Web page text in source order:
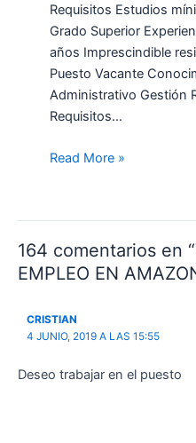
Requisitos Estudios
Grado Superior
años Imprescindible
Puesto Vacante
Administrativo Gestión
Requisitos…
Read More »
164 comentarios en
EMPLEO EN
CRISTIAN
4 JUNIO, 2019 A LAS 15:55
Deseo trabajar en el puesto